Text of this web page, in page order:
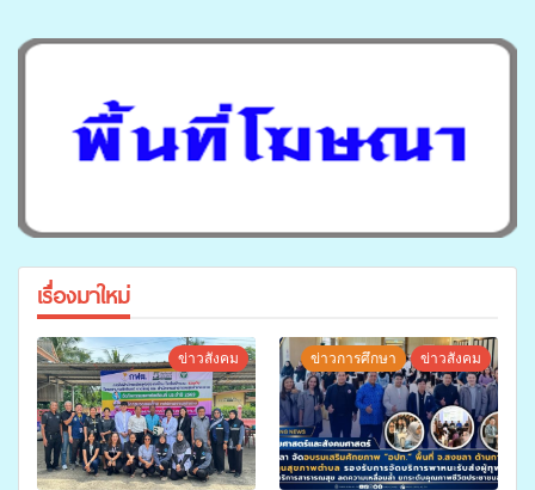
เรื่องมาใหม่
ข่าวสังคม ข่าวการศึกษา ข่าวสังคม